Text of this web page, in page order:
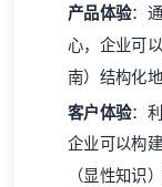
产品体验：
心，企业可
南）结构化
客户体验：
企业可以构
（显性知识